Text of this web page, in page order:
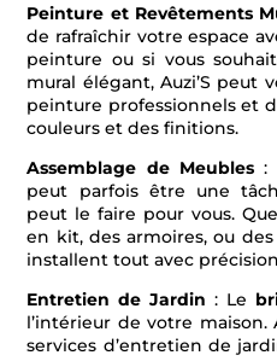
Peinture et Revêtements
de rafraîchir votre espace
peinture ou si vous
mural élégant, Auzi’S peut
peinture professionnels et
couleurs et des finitions.
Assemblage de Meubles:
peut parfois être une
peut le faire pour vous.
en kit, des armoires, ou
installent tout avec
Entretien de Jardin : Le
l’intérieur de votre maison.
services d’entretien de